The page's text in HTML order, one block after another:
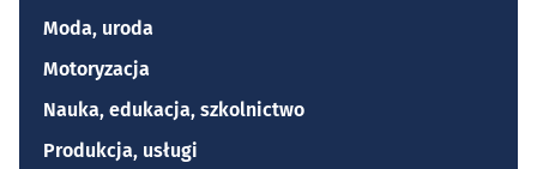
Moda, uroda
Motoryzacja
Nauka, edukacja, szkolnictwo
Produkcja, usługi